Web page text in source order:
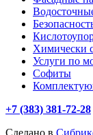
Химически
Услуги по
Софиты
+7 (383) 381-72-28
Сделано в